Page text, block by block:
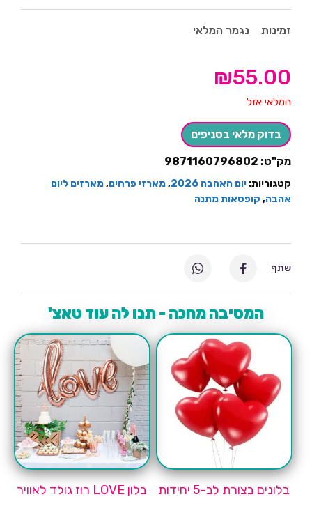
זמינות נגמר המלאי
₪55.00
המלאי אזל
בדוק מלאי בסניפים
מק"ט: 9871160796802
קטגוריות: יום האהבה 2026 ,מארזי פרחים,מארזים ליום
אהבה, קופסאות מתנה
המסיבה מחכה - תנו לה עוד טאצ'
בלונים בצורת לב-5 יחידות בלון LOVE רוז גולד לאוויר
שתף